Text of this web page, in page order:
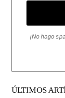
¡No hago
ÚLTIMOS